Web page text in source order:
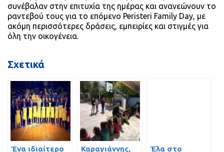
συνέβαλαν στην επιτυχία της ημέρας και ανανεώνουν το
ραντεβού τους για το επόμενο Peristeri Family Day, με
ακόμη περισσότερες δράσεις, εμπειρίες και στιγμές για
όλη την οικογένεια.
Σχετικά
Ένα ιδιαίτερο
Καραγιάννης,
Έλα στο